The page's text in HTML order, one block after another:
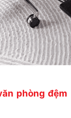
phòng đệm